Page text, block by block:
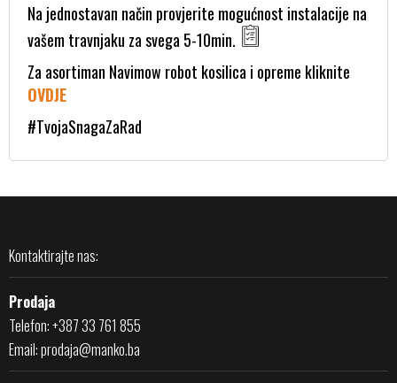
Na jednostavan način provjerite mogućnost instalacije na
vašem travnjaku za svega 5-10min.
Za asortiman Navimow robot kosilica i opreme kliknite
OVDJE
#TvojaSnagaZaRad
Kontaktirajte nas:
Prodaja
Telefon: +387 33 761 855
Email:prodaja@manko.ba